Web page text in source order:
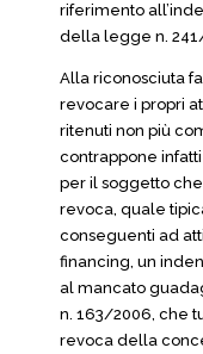
riferimento
della legge n.
Alla riconosciuta
revocare i propri
ritenuti non più
contrappone
per il soggetto
revoca, quale
conseguenti ad
financing, un
al mancato
n. 163/2006, che
revoca della